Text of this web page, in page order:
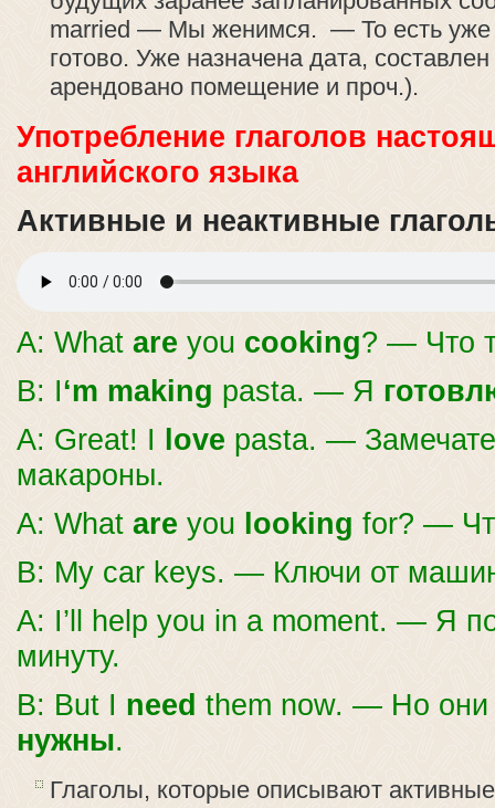
married — Мы женимся. — То есть уже
готово. Уже назначена дата, составлен
арендовано помещение и проч.).
Употребление глаголов
английского языка
Активные и неактивные
A: What are you cooking? — Что
B: I‘m making pasta. — Я
A: Great! I love pasta. —
макароны.
A: What are you looking for? —
B: My car keys. — Ключи от
A: I’ll help you in a moment. — Я
минуту.
B: But I need them now. — Но они
нужны.
Глаголы, которые описывают